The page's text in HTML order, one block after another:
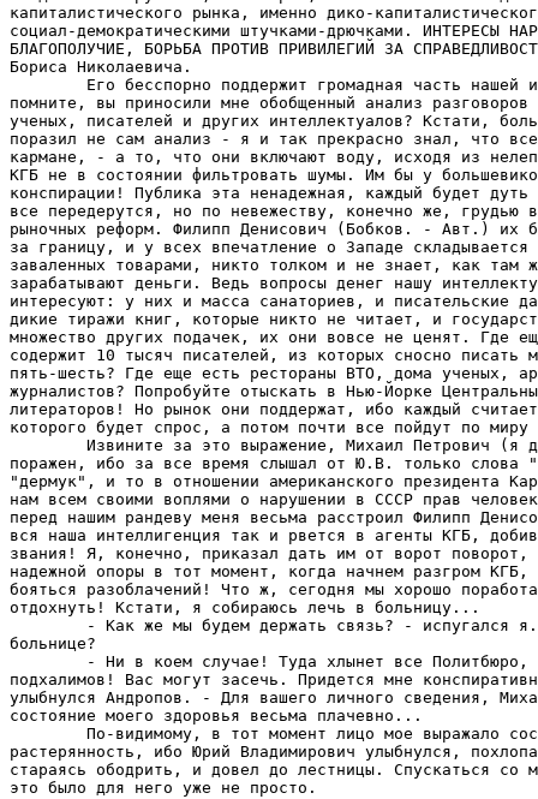
капиталистического рынка, именно дико-
социал-демократическими штучками-дрючками. ИНТЕРЕСЫ
БЛАГОПОЛУЧИЕ, БОРЬБА ПРОТИВ ПРИВИЛЕГИЙ ЗА
Бориса Николаевича.
Его бесспорно поддержит громадная часть нашей
помните, вы приносили мне обобщенный анализ
ученых, писателей и других интеллектуалов? Кстати,
поразил не сам анализ - я и так прекрасно знал, что
кармане, - а то, что они включают воду, исходя из
КГБ не в состоянии фильтровать шумы. Им бы у
конспирации! Публика эта ненадежная, каждый будет
все передерутся, но по невежеству, конечно же, грудью
рыночных реформ. Филипп Денисович (Бобков. - Авт.) их
за границу, и у всех впечатление о Западе
заваленных товарами, никто толком и не знает, как там
зарабатывают деньги. Ведь вопросы денег нашу
интересуют: у них и масса санаториев, и писательские
дикие тиражи книг, которые никто не читает, и
множество других подачек, их они вовсе не ценят. Где
содержит 10 тысяч писателей, из которых сносно писать
пять-шесть? Где еще есть рестораны ВТО, дома ученых,
журналистов? Попробуйте отыскать в Нью-Йорке
литераторов! Но рынок они поддержат, ибо каждый
которого будет спрос, а потом почти все пойдут по миру
Извините за это выражение, Михаил Петрович (я
поражен, ибо за все время слышал от Ю.В. только слова
"дермук", и то в отношении американского президента
нам всем своими воплями о нарушении в СССР прав
перед нашим рандеву меня весьма расстроил Филипп
вся наша интеллигенция так и рвется в агенты КГБ,
звания! Я, конечно, приказал дать им от ворот поворот,
надежной опоры в тот момент, когда начнем разгром
бояться разоблачений! Что ж, сегодня мы хорошо
отдохнуть! Кстати, я собираюсь лечь в больницу...
- Как же мы будем держать связь? - испугался
больнице?
- Ни в коем случае! Туда хлынет все Политбюро,
подхалимов! Вас могут засечь. Придется мне
улыбнулся Андропов. - Для вашего личного сведения,
состояние моего здоровья весьма плачевно...
По-видимому, в тот момент лицо мое выражало
растерянность, ибо Юрий Владимирович улыбнулся,
стараясь ободрить, и довел до лестницы. Спускаться со
это было для него уже не просто.